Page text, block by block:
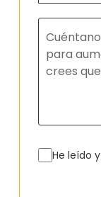
He leído